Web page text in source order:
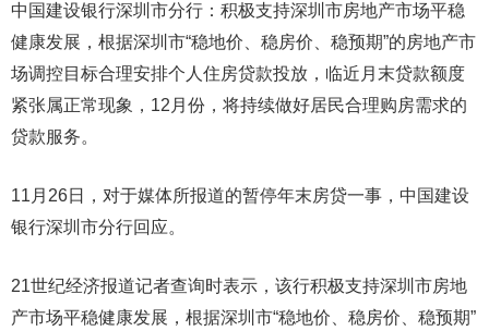
中国建设银行深圳市分行：积极支持深圳市房地产市场平稳
健康发展，根据深圳市“稳地价、稳房价、稳预期”的房地产市
场调控目标合理安排个人住房贷款投放，临近月末贷款额度
紧张属正常现象，12月份，将持续做好居民合理购房需求的
贷款服务。
11月26日，对于媒体所报道的暂停年末房贷一事，中国建设
银行深圳市分行回应。
21世纪经济报道记者查询时表示，该行积极支持深圳市房地
产市场平稳健康发展，根据深圳市“稳地价、稳房价、稳预期”